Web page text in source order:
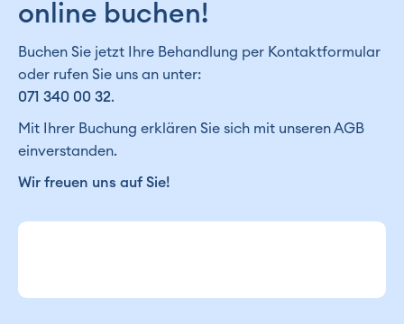
online buchen!
Buchen Sie jetzt Ihre Behandlung per Kontaktformular
oder rufen Sie uns an unter:
071 340 00 32.
Mit Ihrer Buchung erklären Sie sich mit unseren AGB
einverstanden.
Wir freuen uns auf Sie!